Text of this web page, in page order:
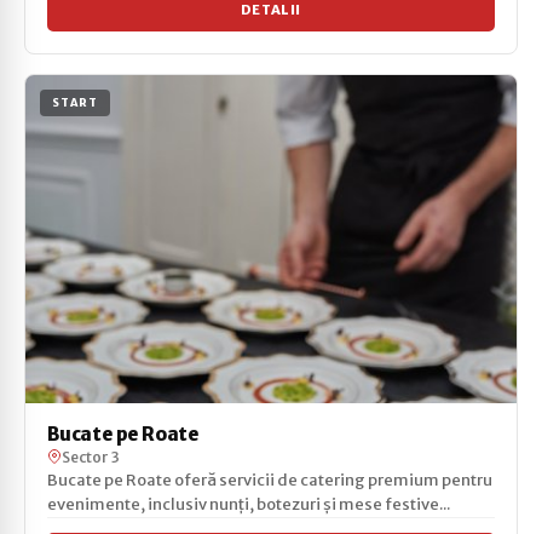
DETALII
START
Bucate pe Roate
Sector 3
Bucate pe Roate oferă servicii de catering premium pentru
evenimente, inclusiv nunți, botezuri și mese festive...